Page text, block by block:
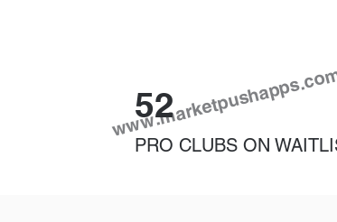
52
PRO CLUBS ON